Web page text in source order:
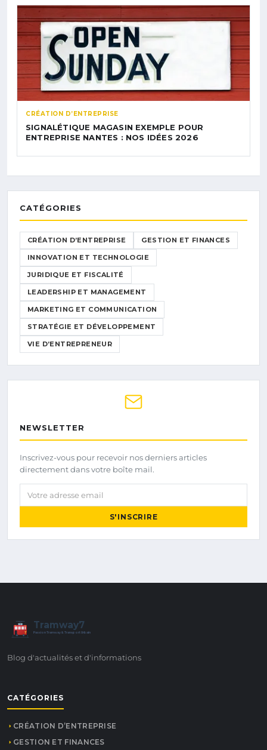
CRÉATION D’ENTREPRISE
SIGNALÉTIQUE MAGASIN EXEMPLE POUR
ENTREPRISE NANTES : NOS IDÉES 2026
CATÉGORIES
CRÉATION D’ENTREPRISE GESTION ET FINANCES
INNOVATION ET TECHNOLOGIE
JURIDIQUE ET FISCALITÉ
LEADERSHIP ET MANAGEMENT
MARKETING ET COMMUNICATION
STRATÉGIE ET DÉVELOPPEMENT
VIE D’ENTREPRENEUR
NEWSLETTER
Inscrivez-vous pour recevoir nos derniers articles
directement dans votre boîte mail.
Votre adresse email
S'INSCRIRE
7
Tramway7
Passion Tramway & Transport Urbain
Blog d'actualités et d'informations
CATÉGORIES
CRÉATION D’ENTREPRISE
GESTION ET FINANCES